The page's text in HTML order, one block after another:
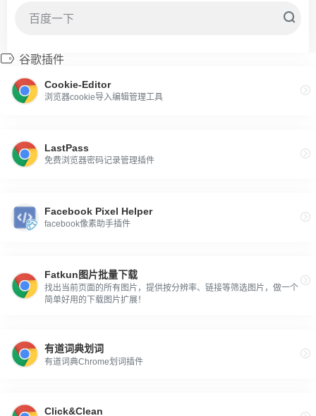
谷歌插件
Cookie-Editor
浏览器cookie导入编辑管理工具
LastPass
免费浏览器密码记录管理插件
Facebook Pixel Helper
facebook像素助手插件
Fatkun图片批量下载
找出当前页面的所有图片，提供按分辨率、链接等筛选图片，做一个
简单好用的下载图片扩展！
有道词典划词
有道词典Chrome划词插件
Click&Clean